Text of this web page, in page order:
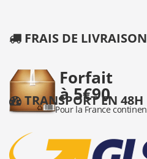
FRAIS DE LIVRAISON
TRANSPORT EN 48H